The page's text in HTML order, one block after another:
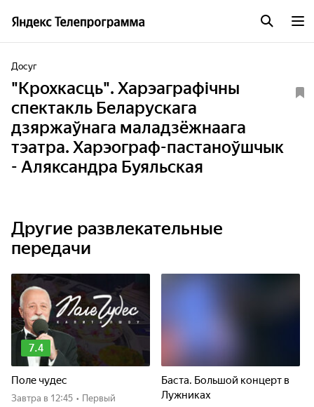
Досуг
"Крохкасць". Харэаграфічны
спектакль Беларускага
дзяржаўнага маладзёжнаага
тэатра. Харэограф-пастаноўшчык
- Аляксандра Буяльская
Другие развлекательные
передачи
7.4
Поле чудес
Завтра в 12:45 • Первый
Баста. Большой концерт в
Лужниках